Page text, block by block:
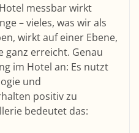
messbar wirkt
– vieles, was wir als
wirkt auf einer Ebene,
ganz erreicht. Genau
im Hotel an: Es nutzt
und
positiv zu
bedeutet das: